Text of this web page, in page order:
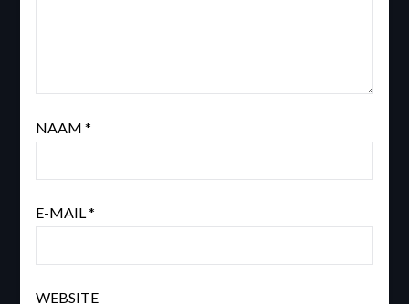
NAAM *
E-MAIL*
WEBSITE